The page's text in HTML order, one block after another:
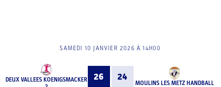
SAMEDI 10 JANVIER 2026 À 14H00
DEUX VALLEES KOENIGSMACKER
26 24
MOULINS LES METZ HANDBALL